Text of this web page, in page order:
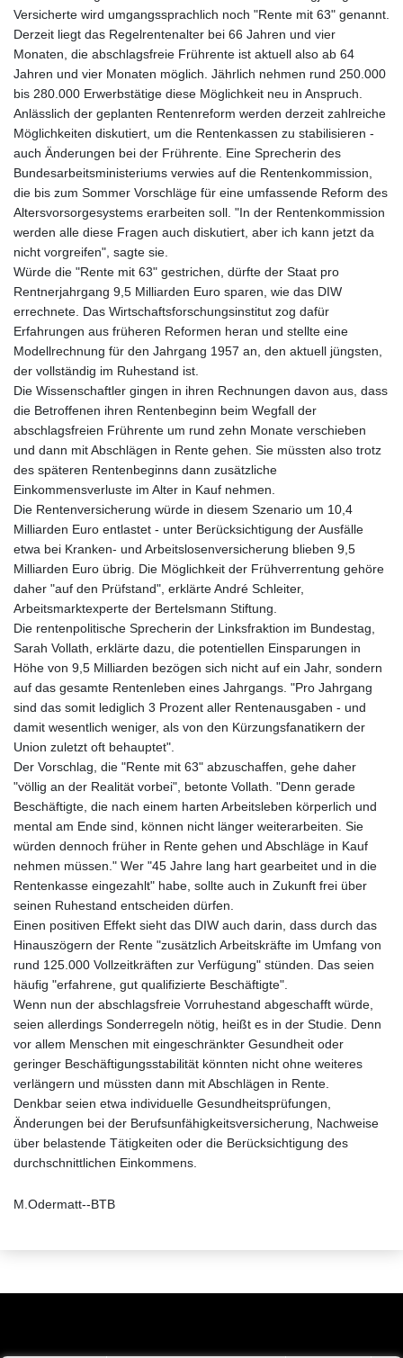
Versicherte wird umgangssprachlich noch "Rente mit 63" genannt.
Derzeit liegt das Regelrentenalter bei 66 Jahren und vier
Monaten, die abschlagsfreie Frührente ist aktuell also ab 64
Jahren und vier Monaten möglich. Jährlich nehmen rund 250.000
bis 280.000 Erwerbstätige diese Möglichkeit neu in Anspruch.
Anlässlich der geplanten Rentenreform werden derzeit zahlreiche
Möglichkeiten diskutiert, um die Rentenkassen zu stabilisieren -
auch Änderungen bei der Frührente. Eine Sprecherin des
Bundesarbeitsministeriums verwies auf die Rentenkommission,
die bis zum Sommer Vorschläge für eine umfassende Reform des
Altersvorsorgesystems erarbeiten soll. "In der Rentenkommission
werden alle diese Fragen auch diskutiert, aber ich kann jetzt da
nicht vorgreifen", sagte sie.
Würde die "Rente mit 63" gestrichen, dürfte der Staat pro
Rentnerjahrgang 9,5 Milliarden Euro sparen, wie das DIW
errechnete. Das Wirtschaftsforschungsinstitut zog dafür
Erfahrungen aus früheren Reformen heran und stellte eine
Modellrechnung für den Jahrgang 1957 an, den aktuell jüngsten,
der vollständig im Ruhestand ist.
Die Wissenschaftler gingen in ihren Rechnungen davon aus, dass
die Betroffenen ihren Rentenbeginn beim Wegfall der
abschlagsfreien Frührente um rund zehn Monate verschieben
und dann mit Abschlägen in Rente gehen. Sie müssten also trotz
des späteren Rentenbeginns dann zusätzliche
Einkommensverluste im Alter in Kauf nehmen.
Die Rentenversicherung würde in diesem Szenario um 10,4
Milliarden Euro entlastet - unter Berücksichtigung der Ausfälle
etwa bei Kranken- und Arbeitslosenversicherung blieben 9,5
Milliarden Euro übrig. Die Möglichkeit der Frühverrentung gehöre
daher "auf den Prüfstand", erklärte André Schleiter,
Arbeitsmarktexperte der Bertelsmann Stiftung.
Die rentenpolitische Sprecherin der Linksfraktion im Bundestag,
Sarah Vollath, erklärte dazu, die potentiellen Einsparungen in
Höhe von 9,5 Milliarden bezögen sich nicht auf ein Jahr, sondern
auf das gesamte Rentenleben eines Jahrgangs. "Pro Jahrgang
sind das somit lediglich 3 Prozent aller Rentenausgaben - und
damit wesentlich weniger, als von den Kürzungsfanatikern der
Union zuletzt oft behauptet".
Der Vorschlag, die "Rente mit 63" abzuschaffen, gehe daher
"völlig an der Realität vorbei", betonte Vollath. "Denn gerade
Beschäftigte, die nach einem harten Arbeitsleben körperlich und
mental am Ende sind, können nicht länger weiterarbeiten. Sie
würden dennoch früher in Rente gehen und Abschläge in Kauf
nehmen müssen." Wer "45 Jahre lang hart gearbeitet und in die
Rentenkasse eingezahlt" habe, sollte auch in Zukunft frei über
seinen Ruhestand entscheiden dürfen.
Einen positiven Effekt sieht das DIW auch darin, dass durch das
Hinauszögern der Rente "zusätzlich Arbeitskräfte im Umfang von
rund 125.000 Vollzeitkräften zur Verfügung" stünden. Das seien
häufig "erfahrene, gut qualifizierte Beschäftigte".
Wenn nun der abschlagsfreie Vorruhestand abgeschafft würde,
seien allerdings Sonderregeln nötig, heißt es in der Studie. Denn
vor allem Menschen mit eingeschränkter Gesundheit oder
geringer Beschäftigungsstabilität könnten nicht ohne weiteres
verlängern und müssten dann mit Abschlägen in Rente.
Denkbar seien etwa individuelle Gesundheitsprüfungen,
Änderungen bei der Berufsunfähigkeitsversicherung, Nachweise
über belastende Tätigkeiten oder die Berücksichtigung des
durchschnittlichen Einkommens.
M.Odermatt--BTB